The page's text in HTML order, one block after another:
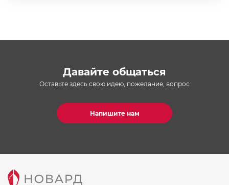
Давайте общаться
Оставьте здесь свою идею, пожелание, вопрос
Напишите нам